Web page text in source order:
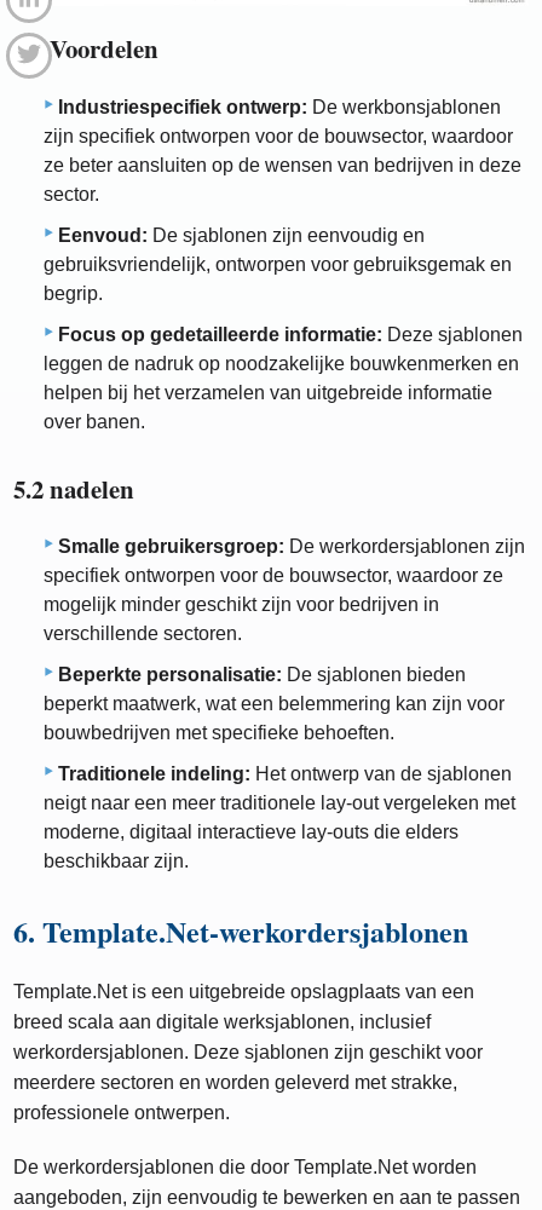
5.1 Voordelen
Industriespecifiek ontwerp: De werkbonsjablonen
zijn specifiek ontworpen voor de bouwsector, waardoor
ze beter aansluiten op de wensen van bedrijven in deze
sector.
Eenvoud: De sjablonen zijn eenvoudig en
gebruiksvriendelijk, ontworpen voor gebruiksgemak en
begrip.
Focus op gedetailleerde informatie: Deze sjablonen
leggen de nadruk op noodzakelijke bouwkenmerken en
helpen bij het verzamelen van uitgebreide informatie
over banen.
5.2 nadelen
Smalle gebruikersgroep: De werkordersjablonen zijn
specifiek ontworpen voor de bouwsector, waardoor ze
mogelijk minder geschikt zijn voor bedrijven in
verschillende sectoren.
Beperkte personalisatie: De sjablonen bieden
beperkt maatwerk, wat een belemmering kan zijn voor
bouwbedrijven met specifieke behoeften.
Traditionele indeling: Het ontwerp van de sjablonen
neigt naar een meer traditionele lay-out vergeleken met
moderne, digitaal interactieve lay-outs die elders
beschikbaar zijn.
6. Template.Net-werkordersjablonen
Template.Net is een uitgebreide opslagplaats van een
breed scala aan digitale werksjablonen, inclusief
werkordersjablonen. Deze sjablonen zijn geschikt voor
meerdere sectoren en worden geleverd met strakke,
professionele ontwerpen.
De werkordersjablonen die door Template.Net worden
aangeboden, zijn eenvoudig te bewerken en aan te passen